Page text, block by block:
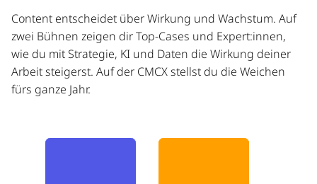
Content entscheidet über Wirkung und Wachstum. Auf
zwei Bühnen zeigen dir Top-Cases und Expert:innen,
wie du mit Strategie, KI und Daten die Wirkung deiner
Arbeit steigerst. Auf der CMCX stellst du die Weichen
fürs ganze Jahr.